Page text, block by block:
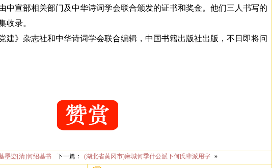
中宣部相关部门及中华诗词学会联合颁发的证书和奖金。他们三人书写的
收录。
建》杂志社和中华诗词学会联合编辑，中国书籍出版社出版，不日即将问
墨迹[清]何绍基书 下一篇： (湖北省黄冈市)麻城何季什公派下何氏辈派用字 »